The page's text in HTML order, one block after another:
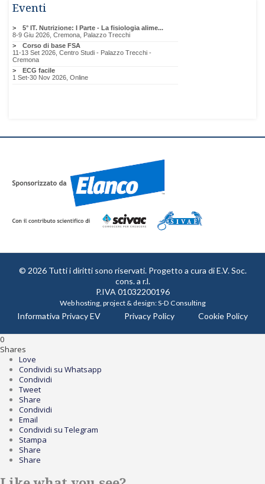
Eventi
© 2026 Tutti i diritti sono riservati. Progetto a cura diE.V. Soc.
cons. a r.l.
P.IVA 01032200196
Web hosting, project & design:S-D Consulting
Informativa Privacy EV Privacy Policy Cookie Policy
0
Shares
Love
Condividi su Whatsapp
Condividi
Tweet
Share
Condividi
Email
Condividi su Telegram
Stampa
Share
Share